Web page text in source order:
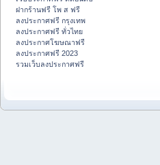
ฝากร้านฟรี โพ ส ฟรี
ลงประกาศฟรี กรุงเทพ
ลงประกาศฟรี ทั่วไทย
ลงประกาศโฆษณาฟรี
ลงประกาศฟรี 2023
รวมเว็บลงประกาศฟรี